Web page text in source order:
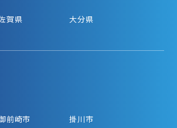
賀県 大分県
前崎市
掛川市